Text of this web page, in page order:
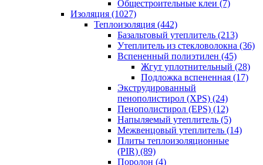
Общестроительные клеи (7)
Изоляция (1027)
Теплоизоляция (442)
Базальтовый утеплитель (213)
Утеплитель из стекловолокна (36)
Вспененный полиэтилен (45)
Жгут уплотнительный (28)
Подложка вспененная (17)
Экструдированный
пенополистирол (XPS) (24)
Пенополистирол (EPS) (12)
Напыляемый утеплитель (5)
Межвенцовый утеплитель (14)
Плиты теплоизоляционные
(PIR) (89)
Поролон (4)